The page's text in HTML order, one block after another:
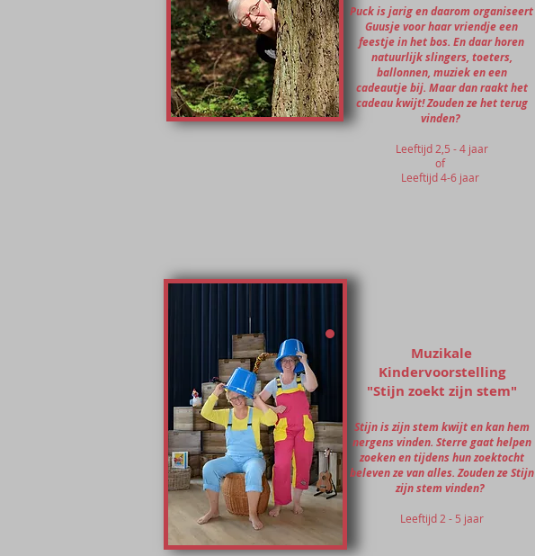
Puck is jarig en daarom organiseert
Guusje voor haar vriendje een
feestje in het bos. En daar horen
natuurlijk slingers, toeters,
ballonnen, muziek en een
cadeautje bij. Maar dan raakt het
cadeau kwijt! Zouden ze het terug
vinden?
Leeftijd 2,5 - 4 jaar
of
Leeftijd 4-6 jaar
Muzikale
Kindervoorstelling
"Stijn zoekt zijn stem"
Stijn is zijn stem kwijt en kan hem
nergens vinden. Sterre gaat helpen
zoeken en tijdens hun zoektocht
beleven ze van alles. Zouden ze Stijn
zijn stem vinden?
Leeftijd 2 - 5 jaar